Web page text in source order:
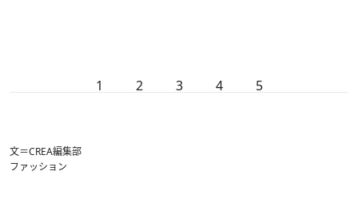
1 2 3 4 5
文＝CREA編集部
ファッション